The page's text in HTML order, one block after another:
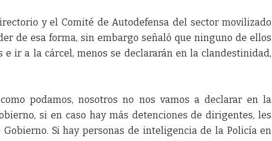
y el Comité de Autodefensa del sector movilizado
de esa forma, sin embargo señaló que ninguno de ellos
ir a la cárcel, menos se declararán en la clandestinidad,
podamos, nosotros no nos vamos a declarar en la
si en caso hay más detenciones de dirigentes, les
Si hay personas de inteligencia de la Policía en